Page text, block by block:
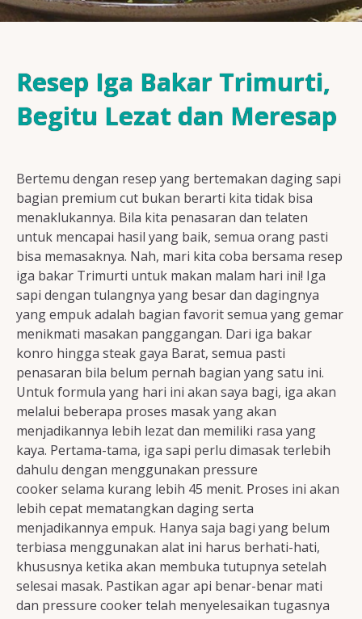
Resep Tempe/Tahu
Resep Sayuran
Semua Resep
Resep Iga Bakar Trimurti,
Begitu Lezat dan Meresap
Bertemu dengan resep yang bertemakan daging sapi
bagian premium cut bukan berarti kita tidak bisa
menaklukannya. Bila kita penasaran dan telaten
untuk mencapai hasil yang baik, semua orang pasti
bisa memasaknya. Nah, mari kita coba bersama resep
iga bakar Trimurti untuk makan malam hari ini! Iga
sapi dengan tulangnya yang besar dan dagingnya
yang empuk adalah bagian favorit semua yang gemar
menikmati masakan panggangan. Dari iga bakar
konro hingga steak gaya Barat, semua pasti
penasaran bila belum pernah bagian yang satu ini.
Untuk formula yang hari ini akan saya bagi, iga akan
melalui beberapa proses masak yang akan
menjadikannya lebih lezat dan memiliki rasa yang
kaya. Pertama-tama, iga sapi perlu dimasak terlebih
dahulu dengan menggunakan pressure
cooker selama kurang lebih 45 menit. Proses ini akan
lebih cepat mematangkan daging serta
menjadikannya empuk. Hanya saja bagi yang belum
terbiasa menggunakan alat ini harus berhati-hati,
khususnya ketika akan membuka tutupnya setelah
selesai masak. Pastikan agar api benar-benar mati
dan pressure cooker telah menyelesaikan tugasnya